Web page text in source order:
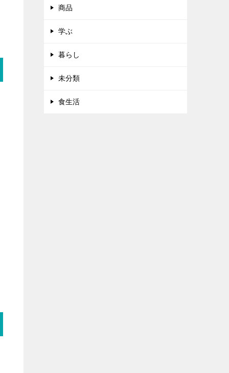
商品
学ぶ
暮らし
未分類
食生活